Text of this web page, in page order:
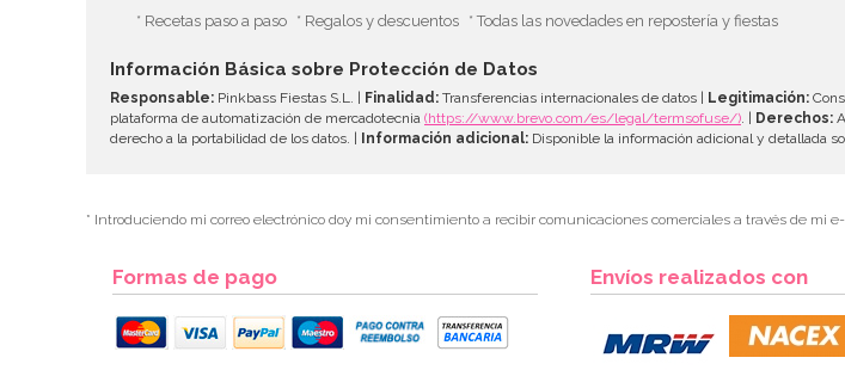
* Recetas paso a paso * Regalos y descuentos * Todas las novedades en repostería y fiestas
Información Básica sobre Protección de Datos
Responsable: Pinkbass Fiestas S.L. | Finalidad: Transferencias internacionales de datos | Legitimación:
plataforma de automatización de mercadotecnia (https://www.brevo.com/es/legal/termsofuse/) . | Derechos:
derecho a la portabilidad de los datos. | Información adicional: Disponible la información adicional y detallada
* Introduciendo mi correo electrónico doy mi consentimiento a recibir comunicaciones comerciales a través de mi
Formas de pago Envíos realizados con